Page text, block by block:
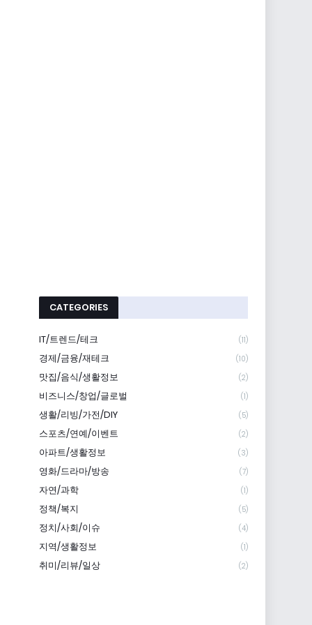
CATEGORIES
IT/트렌드/테크 (11)
경제/금융/재테크 (10)
맛집/음식/생활정보 (2)
비즈니스/창업/글로벌 (1)
생활/리빙/가전/DIY (5)
스포츠/연예/이벤트 (2)
아파트/생활정보 (3)
영화/드라마/방송 (7)
자연/과학 (1)
정책/복지 (5)
정치/사회/이슈 (4)
지역/생활정보 (1)
취미/리뷰/일상 (2)